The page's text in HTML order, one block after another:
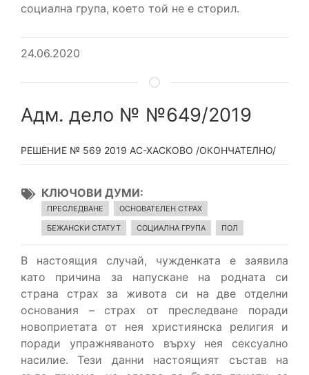
социална група, което той не е сторил.
24.06.2020
Адм. дело № №649/2019
РЕШЕНИЕ № 569 2019 АС-ХАСКОВО /ОКОНЧАТЕЛНО/
КЛЮЧОВИ ДУМИ
ПРЕСЛЕДВАНЕ
ОСНОВАТЕЛЕН СТРАХ
БЕЖАНСКИ СТАТУТ
СОЦИАЛНА ГРУПА ПОЛ
В настоящия случай, чужденката е заявила
като причина за напускане на родната си
страна страх за живота си на две отделни
основания – страх от преследване поради
новоприетата от нея християнска религия и
поради упражняваното върху нея сексуално
насилие. Тези данни настоящият състав на